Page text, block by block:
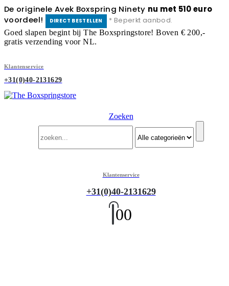
De originele Avek Boxspring Ninety nu met 510 euro
voordeel!
DIRECT BESTELLEN
* Beperkt aanbod.
Goed slapen begint bij The Boxspringstore! Boven € 200,-
gratis verzending voor NL.
Klantenservice
+31(0)40-2131629
Zoeken
Klantenservice
+31(0)40-2131629
00